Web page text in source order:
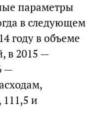
параметры
в следующем
году в объеме
в 2015 —
—
111,5 и